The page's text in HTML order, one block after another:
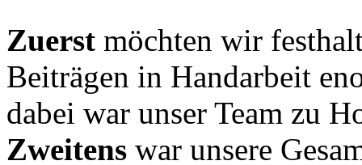
Zuerst möchten wir
Beiträgen in Handarbeit
dabei war unser Team zu
Zweitens war unsere